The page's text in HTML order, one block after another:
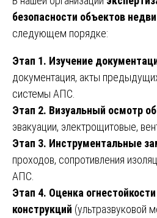
безопасности объектов
следующем порядке:
Этап 1. Изучение
документация, акты
системы АПС.
Этап 2. Визуальный осмотр
эвакуации, электрощитовые,
Этап 3. Инструментальные
проходов, сопротивления
АПС.
Этап 4. Оценка огнестойкости
конструкций (ультразвуковой